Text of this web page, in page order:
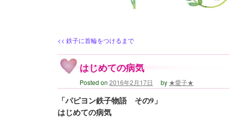
<< 鉄子に首輪をつけるまで
はじめての病気
Posted on 2016年2月17日 by ★愛子★
「パピヨン鉄子物語 その9」
はじめての病気